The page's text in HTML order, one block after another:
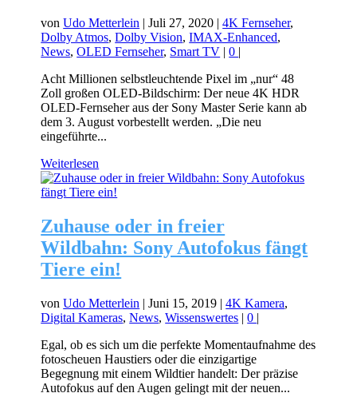
vonUdo Metterlein |Juli 27, 2020 |4K Fernseher,
Dolby Atmos,Dolby Vision,IMAX-Enhanced,
News,OLED Fernseher, Smart TV |0 |
Acht Millionen selbstleuchtende Pixel im „nur“ 48
Zoll großen OLED-Bildschirm: Der neue 4K HDR
OLED-Fernseher aus der Sony Master Serie kann ab
dem 3. August vorbestellt werden. „Die neu
eingeführte...
Weiterlesen
Zuhause oder in freier
Wildbahn: Sony Autofokus fängt
Tiere ein!
vonUdo Metterlein |Juni 15, 2019 |4K Kamera,
Digital Kameras,News,Wissenswertes |0 |
Egal, ob es sich um die perfekte Momentaufnahme des
fotoscheuen Haustiers oder die einzigartige
Begegnung mit einem Wildtier handelt: Der präzise
Autofokus auf den Augen gelingt mit der neuen...